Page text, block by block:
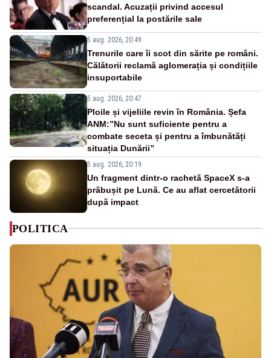
scandal. Acuzații privind accesul
preferențial la postările sale
5 aug. 2026, 20:49
Trenurile care îi scot din sărite pe români.
Călătorii reclamă aglomerația și condițiile
insuportabile
5 aug. 2026, 20:47
Ploile și vijeliile revin în România. Șefa
ANM:”Nu sunt suficiente pentru a
combate seceta și pentru a îmbunătăți
situația Dunării”
5 aug. 2026, 20:19
Un fragment dintr-o rachetă SpaceX s-a
prăbușit pe Lună. Ce au aflat cercetătorii
după impact
POLITICA